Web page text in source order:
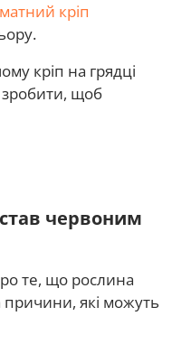
кріп
кріп на грядці
зробити, щоб
червоним
те, що рослина
причини, які можуть